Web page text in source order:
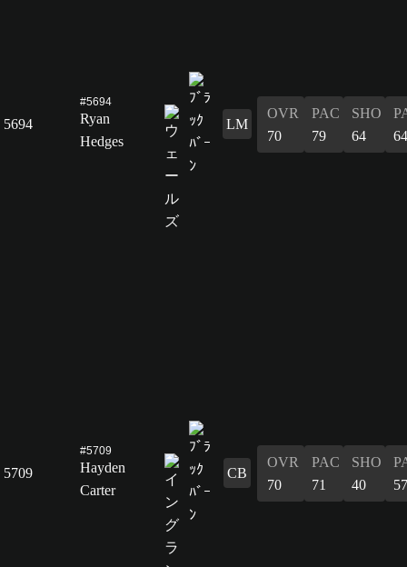
5694
#5694
Ryan
Hedges
LM
OVR
70
PAC
79
SHO
64
64
5709
#5709
Hayden
Carter
CB
OVR
70
PAC
71
SHO
40
57